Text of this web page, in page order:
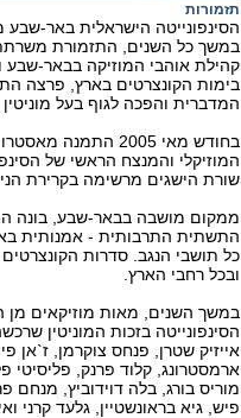
תזמורות
במשך כל השנים, התזמורת
קהילת אוהבי המוזיקה בבאר-שבע
בימות הקונצרטים בארץ, פרצה
המדברית והפכה לגוף בעל מוניטין
בחודש מאי 2005
המוזיקלי והמנצח הראשי של
שורת הישגים מרשימה בקרירת
ממקום מושבה בבאר-שבע, בונה
התשתית התרבותית - אמנותית
כל תושבי הנגב. סדרות
ובכל רחבי הארץ.
במשך השנים, מאות מוזיקאים מן
הסינפונייטה בזכות המוניטין
אייזיק שטרן, פנחס צוקרמן, ז`אן
ארמסטרונג, קלוד פרנק, פליסיטי
מוריס בורג, בלה דוידוביץ, מנחם
פיש, גיא בראונשטיין, גלעד קרני